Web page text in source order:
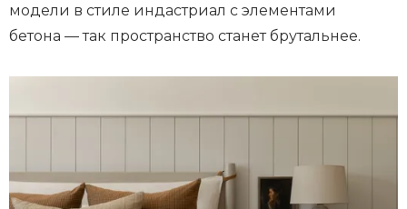
модели в стиле индастриал с элементами
бетона — так пространство станет брутальнее.